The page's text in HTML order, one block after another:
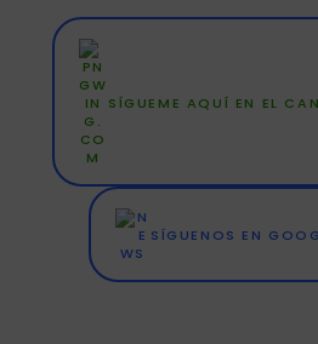
SÍGUEME AQUÍ EN EL
SÍGUENOS EN